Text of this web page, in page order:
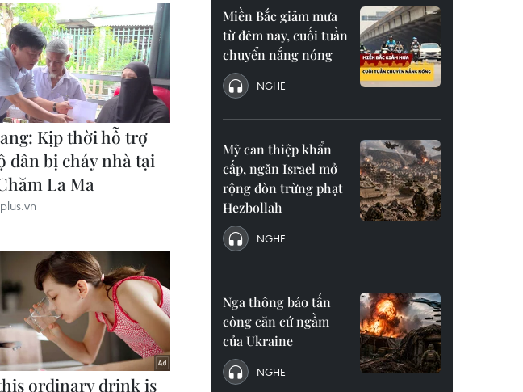
Miền Bắc giảm mưa
từ đêm nay, cuối tuần
chuyển nắng nóng
NGHE
Mỹ can thiệp khẩn
cấp, ngăn Israel mở
rộng đòn trừng phạt
Hezbollah
NGHE
Nga thông báo tấn
công căn cứ ngầm
của Ukraine
NGHE